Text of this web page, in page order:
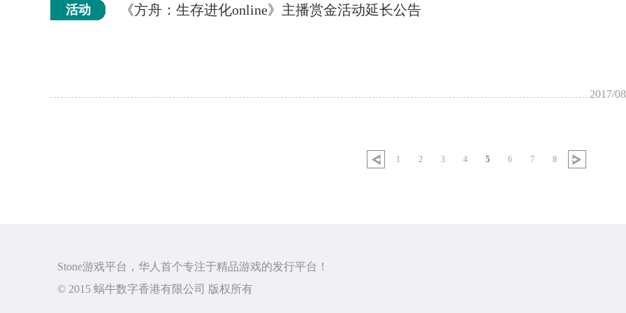
活动 《方舟：生存进化online》主播赏金活动延长公告
2017/
1 2 3 4 5 6 7 8
Stone游戏平台，华人首个专注于精品游戏的发行平台！
© 2015 蜗牛数字香港有限公司 版权所有